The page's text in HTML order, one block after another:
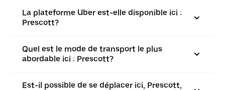
La plateforme Uber est-elle disponible ici :
Prescott?
Quel est le mode de transport le plus
abordable ici : Prescott?
Est-il possible de se déplacer ici, Prescott,